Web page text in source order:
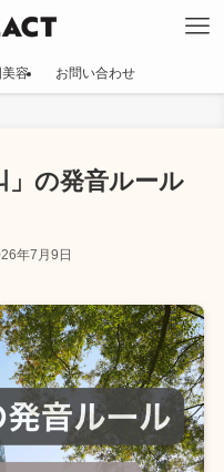
容 お問い合わせ
」の発音ルール
年7月9日